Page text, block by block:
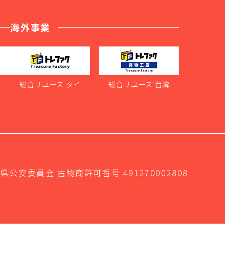
海外事業
総合リユース タイ 総合リユース 台湾
公安委員会 古物商許可番号 491270002808